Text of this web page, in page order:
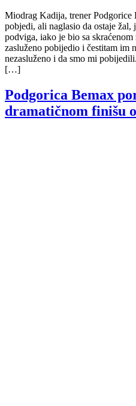
Miodrag Kadija, trener Podgorice
pobjedi, ali naglasio da ostaje
podviga, iako je bio sa
zasluženo pobijedio i čestitam im
nezasluženo i da smo mi
[…]
Podgorica Bemax
dramatičnom finišu